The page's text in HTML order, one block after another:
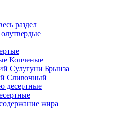
раздел
Копченые
Сулугуни Брынза
Сливочный
десертные
жира